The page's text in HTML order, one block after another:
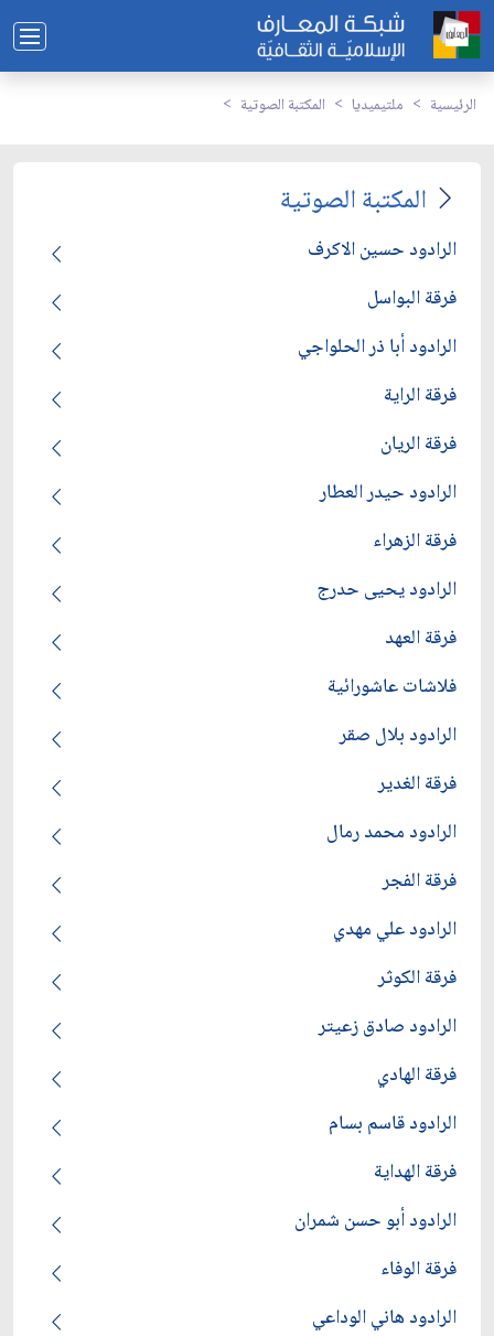
الرئيسية ملتيميديا المكتبة الصوتية
المكتبة الصوتية
الرادود حسين الاكرف
فرقة البواسل
الرادود أبا ذر الحلواجي
فرقة الراية
فرقة الريان
الرادود حيدر العطار
فرقة الزهراء
الرادود يحيى حدرج
فرقة العهد
فلاشات عاشورائية
الرادود بلال صقر
فرقة الغدير
الرادود محمد رمال
فرقة الفجر
الرادود علي مهدي
فرقة الكوثر
الرادود صادق زعيتر
فرقة الهادي
الرادود قاسم بسام
فرقة الهداية
الرادود أبو حسن شمران
فرقة الوفاء
الرادود هاني الوداعي